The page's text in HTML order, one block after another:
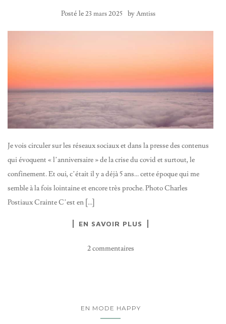
Posté le23 mars 2025 byAmtiss
Je vois circuler sur les réseaux sociaux et dans la presse des contenus
qui évoquent « l’anniversaire » de la crise du covid et surtout, le
confinement. Et oui, c’était il y a déjà 5 ans… cette époque qui me
semble à la fois lointaine et encore très proche. Photo Charles
Postiaux Crainte C’est en […]
EN SAVOIR PLUS
2 commentaires
EN MODE HAPPY